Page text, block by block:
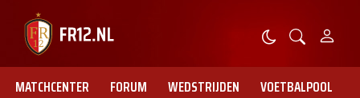
MATCHCENTER FORUM WEDSTRIJDEN VOETBALPOOL